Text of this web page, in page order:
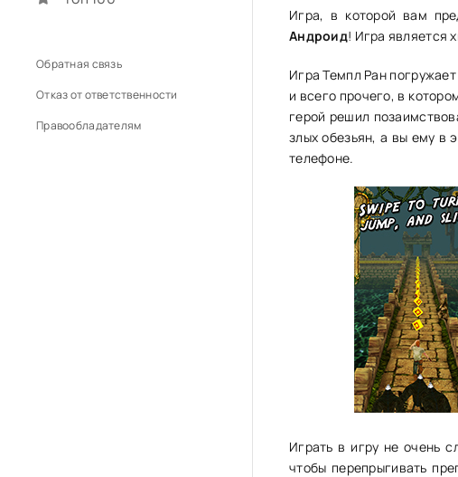
Игра, в которой вам
Андроид! Игра является
Игра Темпл Ран
и всего прочего, в
герой решил
злых обезьян, а вы ему в
телефоне.
Играть в игру не очень
чтобы перепрыгивать
Обратная связь
Отказ от ответственности
Правообладателям